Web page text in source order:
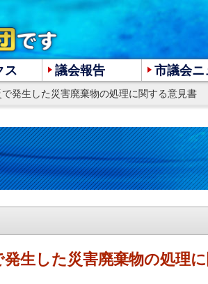
発生した災害廃棄物の処理に関する意見書
大 中 小
発生した災害廃棄物の処理
ス 議会報告 市議会ニ